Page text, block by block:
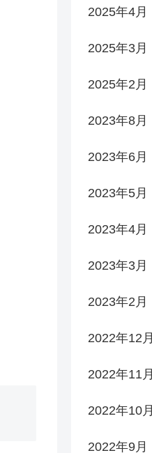
2025年4月
2025年3月
2025年2月
2023年8月
2023年6月
2023年5月
2023年4月
2023年3月
2023年2月
2022年12月
2022年11月
2022年10月
2022年9月